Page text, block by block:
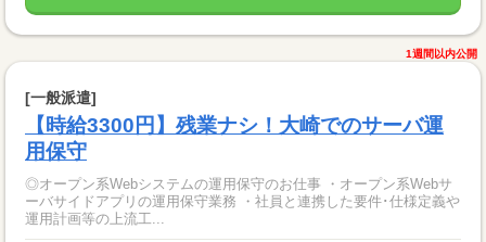
1週間以内公開
[一般派遣]
【時給3300円】残業ナシ！大崎でのサーバ運
用保守
◎オープン系Webシステムの運用保守のお仕事 ・オープン系Webサ
ーバサイドアプリの運用保守業務 ・社員と連携した要件･仕様定義や
運用計画等の上流工...